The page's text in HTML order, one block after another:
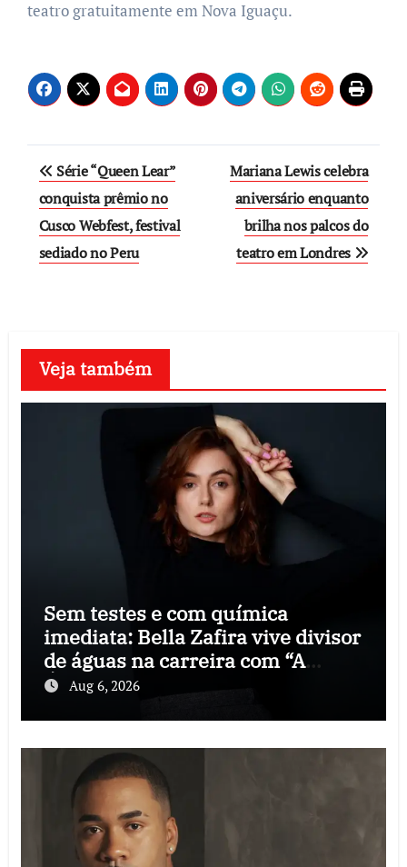
teatro gratuitamente em Nova Iguaçu.
Post
navigation
Série “Queen Lear”
conquista prêmio no
Cusco Webfest, festival
sediado no Peru
Mariana Lewis celebra
aniversário enquanto
brilha nos palcos do
teatro em Londres
Veja também
Sem testes e com química
imediata: Bella Zafira vive divisor
de águas na carreira com “A
Última Música”
Aug 6, 2026